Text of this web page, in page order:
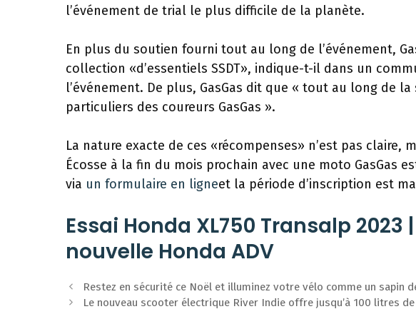
l’événement de trial le plus difficile de la planète.
En plus du soutien fourni tout au long de l’événement,
collection «d’essentiels SSDT», indique-t-il dans un
l’événement. De plus, GasGas dit que « tout au long de
particuliers des coureurs GasGas ».
La nature exacte de ces «récompenses» n’est pas claire,
Écosse à la fin du mois prochain avec une moto GasGas
via un formulaire en ligneet la période d’inscription est
Essai Honda XL750 Transalp
nouvelle Honda ADV
Navigation
des
Restez en sécurité ce Noël et illuminez votre vélo comme un sapin
Le nouveau scooter électrique River Indie offre jusqu’à 100 litres